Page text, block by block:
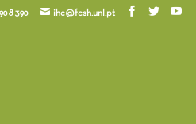
390 ihc@fcsh.unl.pt